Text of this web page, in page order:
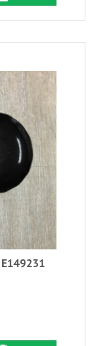
E149231